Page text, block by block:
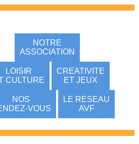
NOTRE
ASSOCIATION
LOISIR
CULTURE
CREATIVITE
ET JEUX
NOS
VOUS
LE RESEAU
AVF